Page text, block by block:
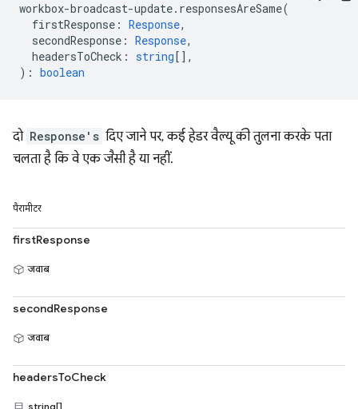
workbox-broadcast-update. responsesAreSame(
firstResponse : Response,
secondResponse : Response,
headersToCheck : string[],
) : boolean
दो Response's दिए जाने पर, कई हेडर वैल्यू की तुलना करके पता
चलता है कि वे एक जैसी है या नहीं.
पैरामीटर
firstResponse
जवाब
secondResponse
जवाब
headersToCheck
string[]